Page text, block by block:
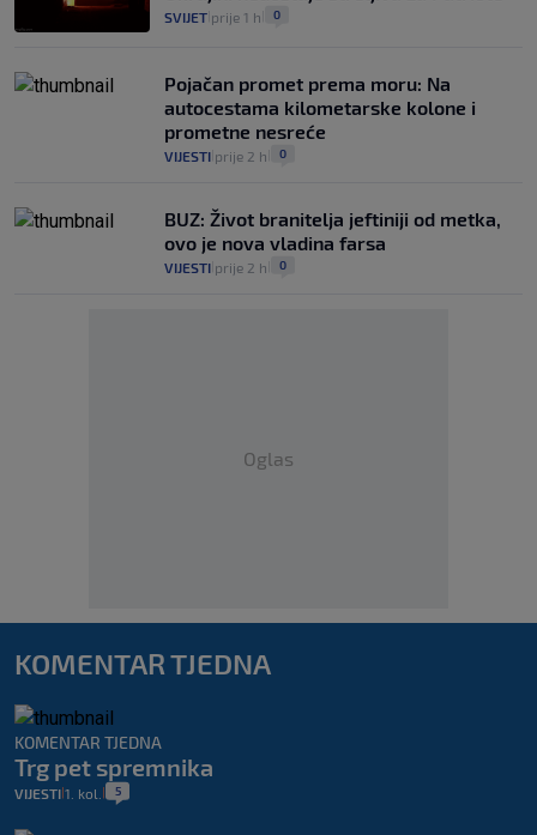
SVIJET prije 1 h 0
Pojačan promet prema moru: Na
autocestama kilometarske kolone i
prometne nesreće
VIJESTI prije 2 h 0
BUZ: Život branitelja jeftiniji od metka,
ovo je nova vladina farsa
VIJESTI prije 2 h 0
Oglas
KOMENTAR TJEDNA
KOMENTAR TJEDNA
Trg pet spremnika
VIJESTI 1. kol. 5